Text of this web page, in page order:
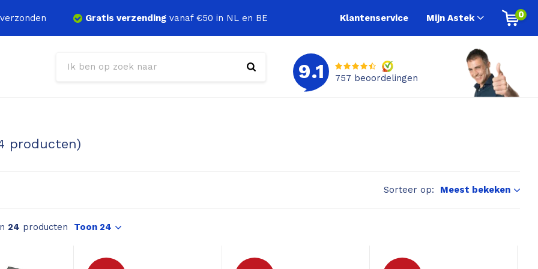
verzonden Gratis verzending vanaf €50 in NL en BE Klantenservice Mijn Astek 0
9.1 757 beoordelingen
producten)
Sorteer op: Meest bekeken
24 producten Toon 24